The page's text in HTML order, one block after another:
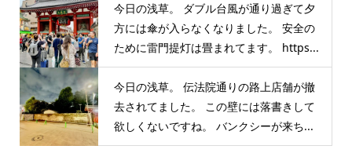
今日の浅草。 ダブル台風が通り過ぎて夕
方には傘が入らなくなりました。 安全の
ために雷門提灯は畳まれてます。 https...
今日の浅草。 伝法院通りの路上店舗が撤
去されてました。 この壁には落書きして
欲しくないですね。 バンクシーが来ち...